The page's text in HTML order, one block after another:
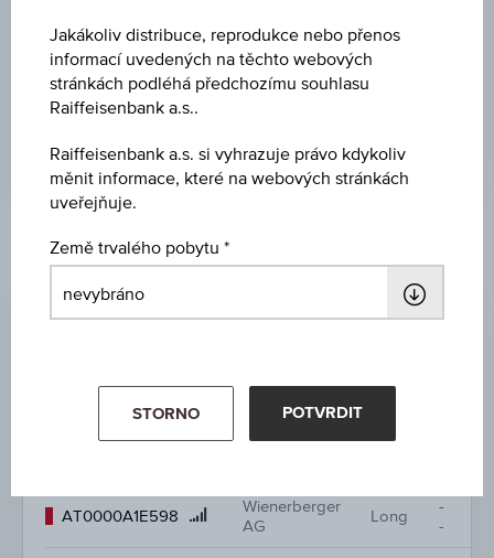
ZRUŠIT FILTR
Long/
Short
Prodej
AT0000A2GEU3
Product
Long
Wienerberger
AT0000A1E598
Product
Wienerberger
AG
Long
-
-
Jakákoliv distribuce, reprodukce nebo přenos
informací uvedených na těchto webových
stránkách podléhá předchozímu souhlasu
Raiffeisenbank a.s..
Raiffeisenbank a.s. si vyhrazuje právo kdykoliv
měnit informace, které na webových stránkách
uveřejňuje.
Země trvalého pobytu
STORNO POTVRDIT